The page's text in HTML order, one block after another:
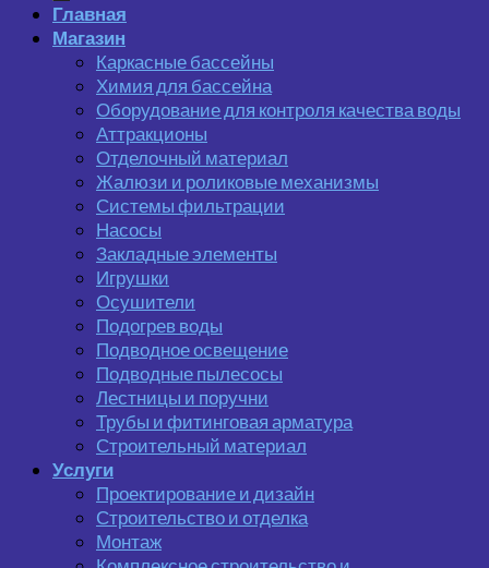
Главная
Магазин
Каркасные бассейны
Химия для бассейна
Оборудование для контроля качества воды
Аттракционы
Отделочный материал
Жалюзи и роликовые механизмы
Системы фильтрации
Насосы
Закладные элементы
Игрушки
Осушители
Подогрев воды
Подводное освещение
Подводные пылесосы
Лестницы и поручни
Трубы и фитинговая арматура
Строительный материал
Услуги
Проектирование и дизайн
Строительство и отделка
Монтаж